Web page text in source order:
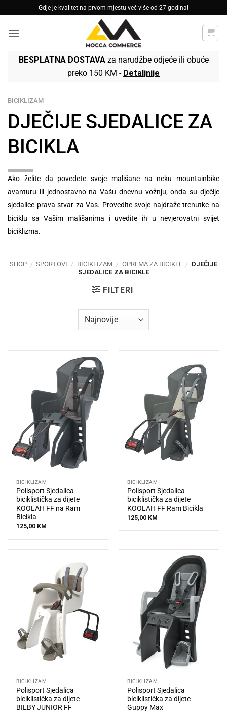
to
content
Gdje je kvalitet na prvom mjestu već više od 27 godina!
BESPLATNA DOSTAVAza narudžbe odjeće ili obuće
preko 150 KM - Detaljnije
BICIKLIZAM
DJEČIJE SJEDALICE ZA
BICIKLA
Ako želite da povedete svoje mališane na neku mountainbike
avanturu ili jednostavno na Vašu dnevnu vožnju, onda su dječije
sjedalice prava stvar za Vas. Provedite svoje najdraže trenutke na
biciklu sa Vašim mališanima i uvedite ih u nevjerovatni svijet
biciklizma.
SHOP / SPORTOVI / BICIKLIZAM / OPREMA ZA BICIKLE / DJEČIJE
SJEDALICE ZA BICIKLE
FILTERI
BICIKLIZAM
Polisport Sjedalica
biciklistička za dijete
KOOLAH FF na Ram
Bicikla
125,00 KM
BICIKLIZAM
Polisport Sjedalica
biciklistička za dijete
KOOLAH FF Ram Bicikla
125,00 KM
BICIKLIZAM
Polisport Sjedalica
biciklistička za dijete
BILBY JUNIOR FF
BICIKLIZAM
Polisport Sjedalica
biciklistička za dijete
Guppy Max